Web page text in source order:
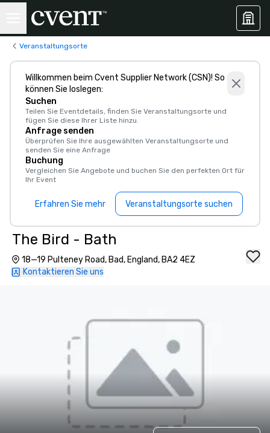
Veranstaltungsorte
Willkommen beim Cvent Supplier Network (CSN)! So
können Sie loslegen:
Suchen
Teilen Sie Eventdetails, finden Sie Veranstaltungsorte und
fügen Sie diese Ihrer Liste hinzu.
Anfrage senden
Überprüfen Sie Ihre ausgewählten Veranstaltungsorte und
senden Sie eine Anfrage
Buchung
Vergleichen Sie Angebote und buchen Sie den perfekten Ort für
Ihr Event
Erfahren Sie mehr Veranstaltungsorte suchen
The Bird - Bath
18—19 Pulteney Road, Bad, England, BA2 4EZ
Kontaktieren Sie uns